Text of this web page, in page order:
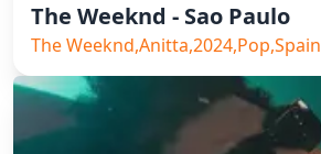
The Weeknd - Sao Paulo
The Weeknd,Anitta,2024,Pop,Spain
Music